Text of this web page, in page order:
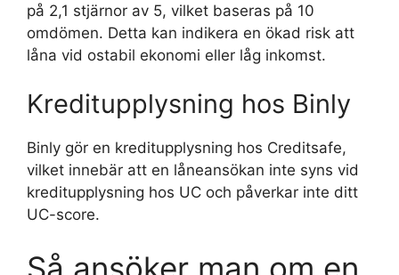
på 2,1 stjärnor av 5, vilket baseras på 10
omdömen. Detta kan indikera en ökad risk att
låna vid ostabil ekonomi eller låg inkomst.
Kreditupplysning hos Binly
Binly gör en kreditupplysning hos Creditsafe,
vilket innebär att en låneansökan inte syns vid
kreditupplysning hos UC och påverkar inte ditt
UC-score.
Så ansöker man om en